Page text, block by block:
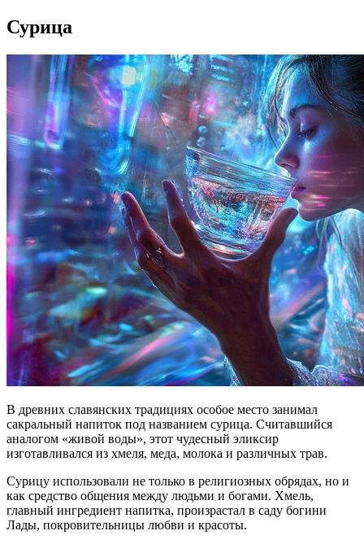
Сурица
В древних славянских традициях особое место занимал
сакральный напиток под названием сурица. Считавшийся
аналогом «живой воды», этот чудесный эликсир
изготавливался из хмеля, меда, молока и различных трав.
Сурицу использовали не только в религиозных обрядах, но и
как средство общения между людьми и богами. Хмель,
главный ингредиент напитка, произрастал в саду богини
Лады, покровительницы любви и красоты.